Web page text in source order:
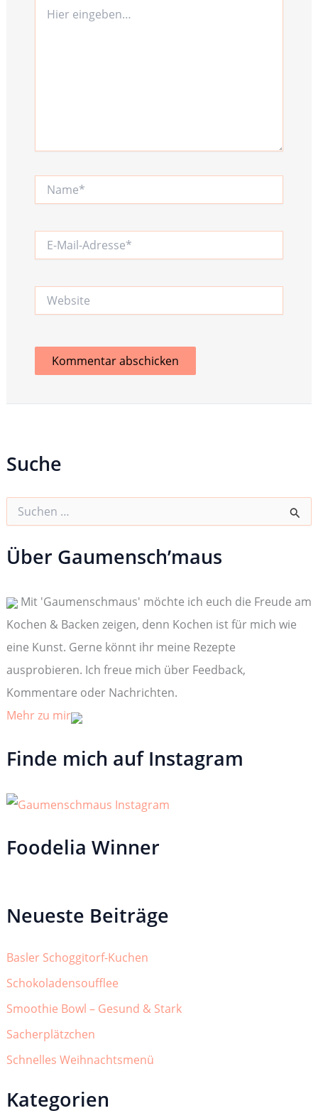
eingeben…
Mail-
Website
Suche
h
e
a
c
h
:
Über Gaumensch’maus
Mit 'Gaumenschmaus' möchte ich euch die Freude am
Kochen & Backen zeigen, denn Kochen ist für mich wie
eine Kunst. Gerne könnt ihr meine Rezepte
ausprobieren. Ich freue mich über Feedback,
Kommentare oder Nachrichten.
Mehr zu mir
Finde mich auf Instagram
Foodelia Winner
Neueste Beiträge
Basler Schoggitorf-Kuchen
Schokoladensoufflee
Smoothie Bowl – Gesund & Stark
Sacherplätzchen
Schnelles Weihnachtsmenü
Kategorien